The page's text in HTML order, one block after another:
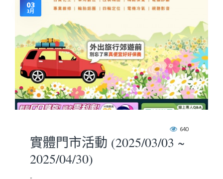
03
3月
640
實體門市活動 (2025/03/03 ~
2025/04/30)
..